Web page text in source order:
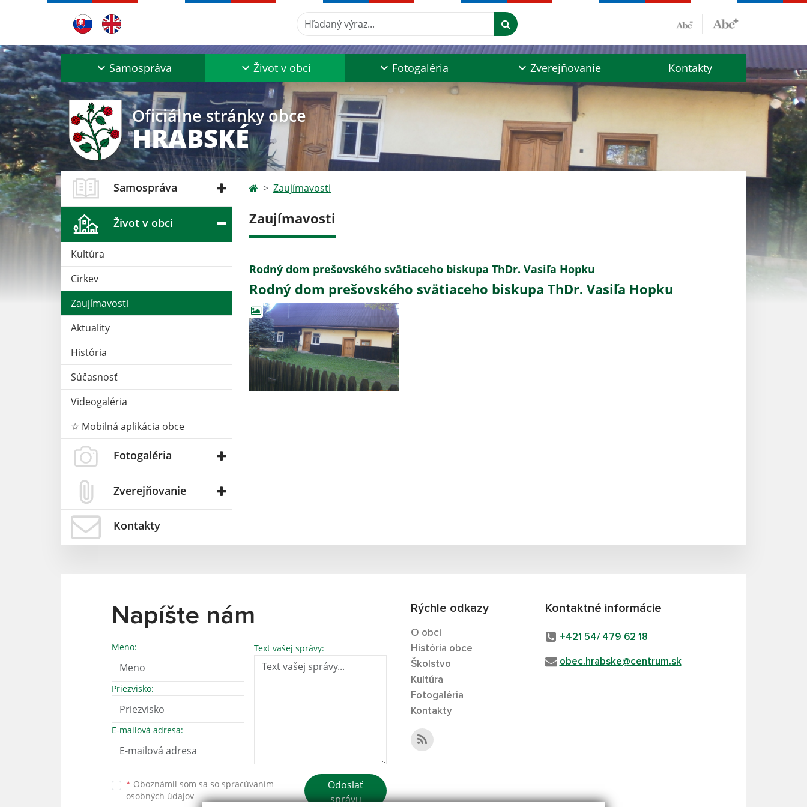
Hľadaný výraz...
Samospráva Život v obci Fotogaléria Zverejňovanie Kontakty
Oficiálne stránky obce
HRABSKÉ
Samospráva
Život v obci
Kultúra
Cirkev
Zaujímavosti
Aktuality
História
Súčasnosť
Videogaléria
☆ Mobilná aplikácia obce
Fotogaléria
Zverejňovanie
Kontakty
Zaujímavosti
Zaujímavosti
Rodný dom prešovského svätiaceho biskupa ThDr. Vasiľa Hopku
Rodný dom prešovského svätiaceho biskupa ThDr. Vasiľa Hopku
Napíšte nám
Meno:
Priezvisko:
E-mailová adresa:
Text vašej správy:
* Oboznámil som sa so spracúvaním
osobných údajov
Odoslať
správu
Rýchle odkazy
O obci
História obce
Školstvo
Kultúra
Fotogaléria
Kontakty
Kontaktné informácie
+421 54/ 479 62 18
obec.hrabske@centrum.sk